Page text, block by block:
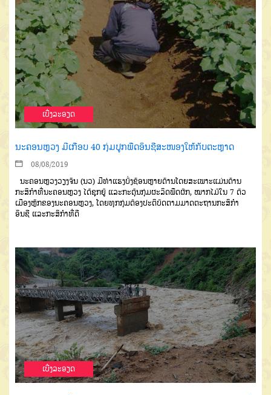
ເບີ່ງລະອຽດ
ນະຄອນຫຼວງ ມີເກືອບ 40 ກຸ່ມປູກພືດອິນຊີສະໜອງໃຫ້ກັບຕະຫຼາດ
08/08/2019
ນະຄອນຫຼວງວຽງຈັນ (ນວ) ມີທ່າແຮງບົ່ງຊ້ອນຫຼາຍດ້ານໂດຍສະເພາະແມ່ນດ້ານ
ກະສິກຳທີ່ນະຄອນຫຼວງ ໄດ້ຊຸກຍູ້ ແລະກະຕຸ້ນກຸ່ມຜະລິດພືດຜັກ, ໝາກໄມ້ໃນ 7 ຕົວ
ເມືອງຫຼັກຂອງນະຄອນຫຼວງ, ໂດຍທຸກກຸ່ມຕ້ອງປະຕິບັດຕາມມາດຕະຖານກະສິກຳ
ອິນຊີ ແລະກະສິກຳທີ່ດີ
ເບີ່ງລະອຽດ